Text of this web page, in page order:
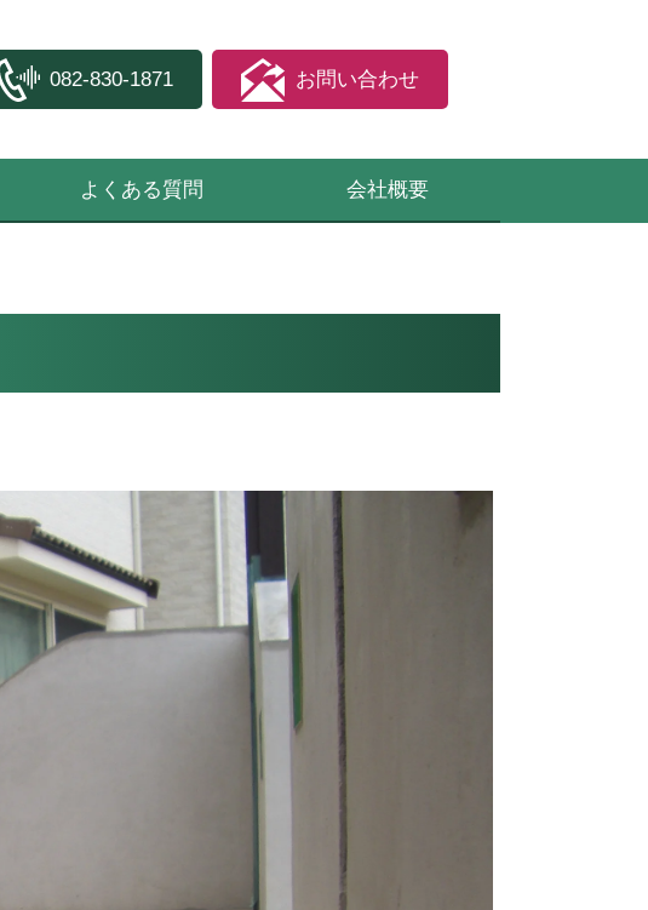
082-830-1871 お問い合わせ
よくある質問 会社概要